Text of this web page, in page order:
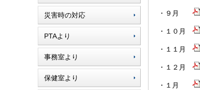
災害時の対応
PTAより
事務室より
保健室より
・９月
・１０月
・１１月
・１２月
・１月